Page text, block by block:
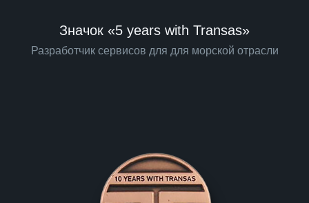
Значок «5 years with Transas»
Разработчик сервисов для для морской отрасли